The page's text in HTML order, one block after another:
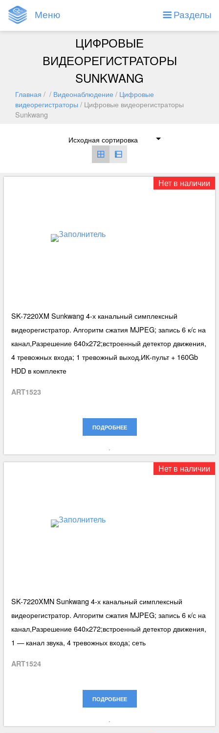
Меню Разделы
ЦИФРОВЫЕ
ВИДЕОРЕГИСТРАТОРЫ
SUNKWANG
Главная / / Видеонаблюдение / Цифровые
видеорегистраторы / Цифровые видеорегистраторы
Sunkwang
Нет в наличии
SK-7220XM Sunkwang 4-х канальный симплексный
видеорегистратор. Алгоритм сжатия MJPEG; запись 6 к/с на
канал,Разрешение 640х272;встроенный детектор движения,
4 тревожных входа; 1 тревожный выход,ИК-пульт + 160Gb
HDD в комплекте
ART1523
ПОДРОБНЕЕ
Нет в наличии
SK-7220XMN Sunkwang 4-х канальный симплексный
видеорегистратор. Алгоритм сжатия MJPEG; запись 6 к/с на
канал,Разрешение 640х272;встроенный детектор движения,
1 — канал звука, 4 тревожных входа; сеть
ART1524
ПОДРОБНЕЕ